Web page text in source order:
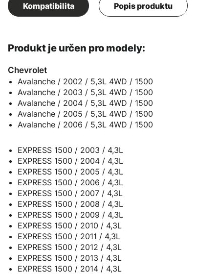
Kompatibilita Popis produktu
Produkt je určen pro modely:
Chevrolet
Avalanche / 2002 / 5,3L 4WD / 1500
Avalanche / 2003 / 5,3L 4WD / 1500
Avalanche / 2004 / 5,3L 4WD / 1500
Avalanche / 2005 / 5,3L 4WD / 1500
Avalanche / 2006 / 5,3L 4WD / 1500
EXPRESS 1500 / 2003 / 4,3L
EXPRESS 1500 / 2004 / 4,3L
EXPRESS 1500 / 2005 / 4,3L
EXPRESS 1500 / 2006 / 4,3L
EXPRESS 1500 / 2007 / 4,3L
EXPRESS 1500 / 2008 / 4,3L
EXPRESS 1500 / 2009 / 4,3L
EXPRESS 1500 / 2010 / 4,3L
EXPRESS 1500 / 2011 / 4,3L
EXPRESS 1500 / 2012 / 4,3L
EXPRESS 1500 / 2013 / 4,3L
EXPRESS 1500 / 2014 / 4,3L